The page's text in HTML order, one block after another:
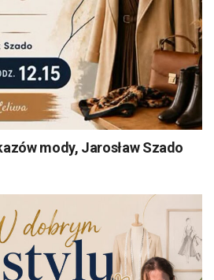
mody, Jarosław Szado